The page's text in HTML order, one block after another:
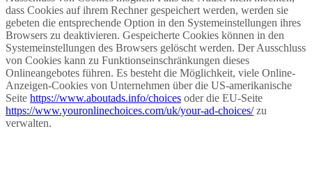
dass Cookies auf ihrem Rechner gespeichert werden, werden sie
gebeten die entsprechende Option in den Systemeinstellungen ihres
Browsers zu deaktivieren. Gespeicherte Cookies können in den
Systemeinstellungen des Browsers gelöscht werden. Der Ausschluss
von Cookies kann zu Funktionseinschränkungen dieses
Onlineangebotes führen. Es besteht die Möglichkeit, viele Online-
Anzeigen-Cookies von Unternehmen über die US-amerikanische
Seite https://www.aboutads.info/choices oder die EU-Seite
https://www.youronlinechoices.com/uk/your-ad-choices/zu
verwalten.